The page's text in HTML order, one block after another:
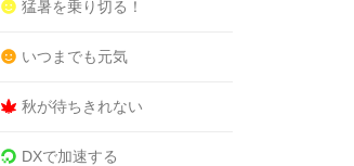
猛暑を乗り切る！
いつまでも元気
秋が待ちきれない
DXで加速する